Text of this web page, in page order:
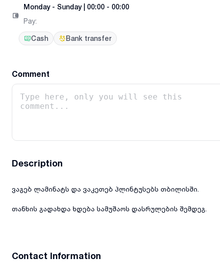
Monday- Sunday| 00:00 - 00:00
Pay:
Cash Bank transfer
Comment
Description
ვაგებ ლამინატს და ვაკეთებ პლინტუსებს თბილისში.
თანხის გადახდა ხდება სამუშაოს დასრულების შემდეგ.
Contact Information